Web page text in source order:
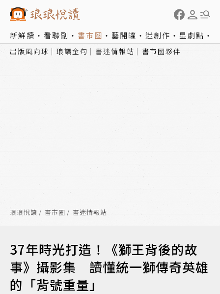
新鮮讀 看聯副 書市圈 藝開罐 迷創作 星劇點
出版風向球 琅讀金句 書迷情報站 書市圈夥伴
琅琅悅讀 書市圈 書迷情報站
37年時光打造！《獅王背後的故
事》攝影集 讀懂統一獅傳奇英雄
的「背號重量」